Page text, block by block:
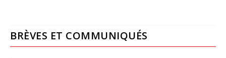
BRÈVES ET COMMUNIQUÉS